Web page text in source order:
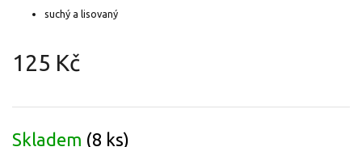
125 Kč
cena:
Skladem (8 ks)
suchý a lisovaný